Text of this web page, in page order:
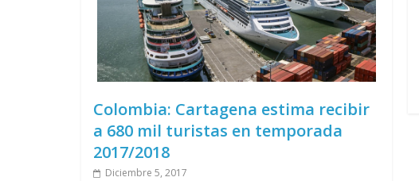
Colombia: Cartagena estima recibir
a 680 mil turistas en temporada
2017/2018
Diciembre 5, 2017